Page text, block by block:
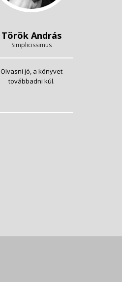
Török András
Simplicissimus
Olvasni jó, a könyvet
továbbadni kúl.